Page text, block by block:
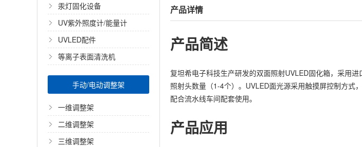
汞灯固化设备
UV紫外照度计/能量计
UVLED配件
等离子表面清洗机
手动/电动调整架
一维调整架
二维调整架
三维调整架
产品详情
产品简述
复坦希电子科技生产研发的双面照射UVLED固化箱，采用
照射头数量（1-4个）。UVLED面光源采用触摸屏控制方式
配合流水线车间配套使用。
产品应用